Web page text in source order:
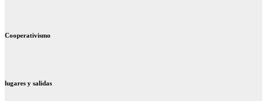
Cooperativismo
lugares y salidas